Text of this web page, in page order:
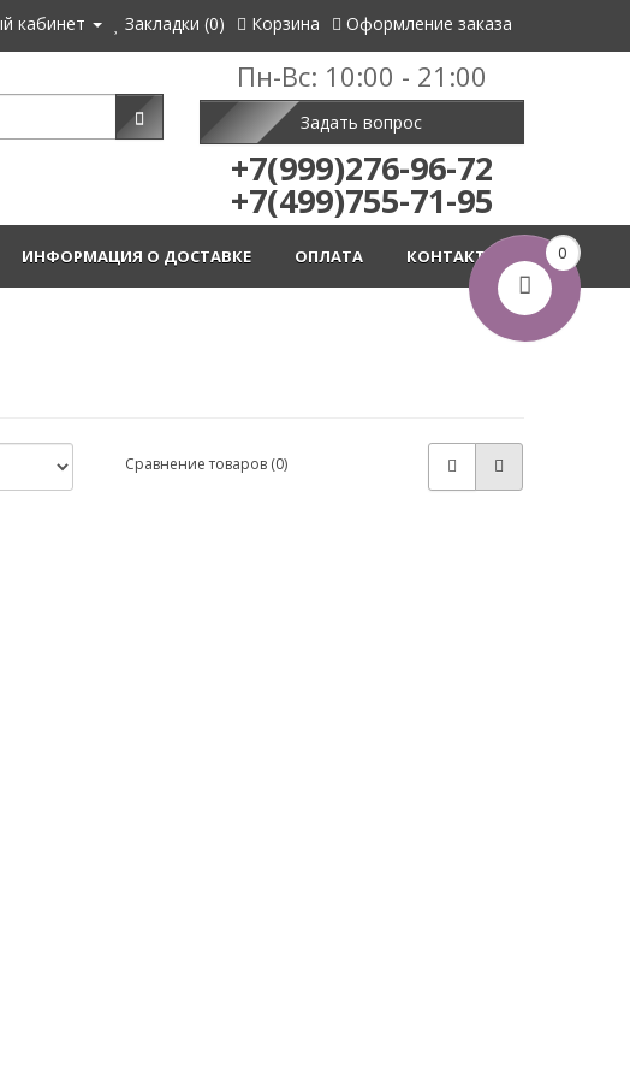
0
кабинет Закладки (0) Корзина Оформление заказа
Пн-Вс: 10:00 - 21:00
Задать вопрос
+7(999)276-96-72
+7(499)755-71-95
КОНТАКТЫ
ОПЛАТА
ИНФОРМАЦИЯ О ДОСТАВКЕ
Сравнение товаров (0)